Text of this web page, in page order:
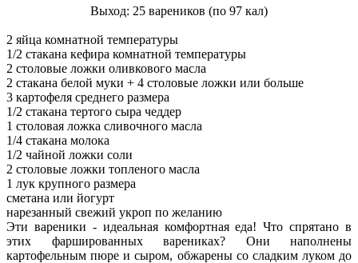
Выход: 25 вареников (по 97 кал)
2 яйца комнатной температуры
1/2 стакана кефира комнатной температуры
2 столовые ложки оливкового масла
2 стакана белой муки + 4 столовые ложки или больше
3 картофеля среднего размера
1/2 стакана тертого сыра чеддер
1 столовая ложка сливочного масла
1/4 стакана молока
1/2 чайной ложки соли
2 столовые ложки топленого масла
1 лук крупного размера
сметана или йогурт
нарезанный свежий укроп по желанию
Эти вареники - идеальная комфортная еда! Что спрятано в
этих фаршированных варениках? Они наполнены
картофельным пюре и сыром, обжарены со сладким луком до